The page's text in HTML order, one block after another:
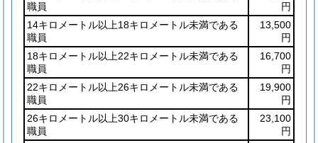
職員
円
14キロメートル以上18キロメートル未満である
職員
13,500
円
18キロメートル以上22キロメートル未満である
職員
16,700
円
22キロメートル以上26キロメートル未満である
職員
19,900
円
26キロメートル以上30キロメートル未満である
職員
23,100
円